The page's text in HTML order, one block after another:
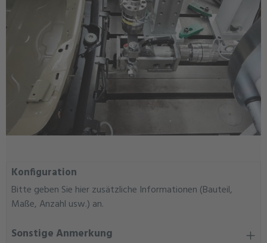
Konfiguration
Bitte geben Sie hier zusätzliche Informationen (Bauteil,
Maße, Anzahl usw.) an.
Sonstige Anmerkung